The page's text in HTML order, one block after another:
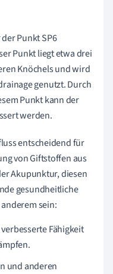
Punkt SP6
Punkt liegt etwa drei
Knöchels und wird
genutzt. Durch
Punkt kann der
werden.
entscheidend für
von Giftstoffen aus
Akupunktur, diesen
gesundheitliche
sein:
Fähigkeit
und anderen